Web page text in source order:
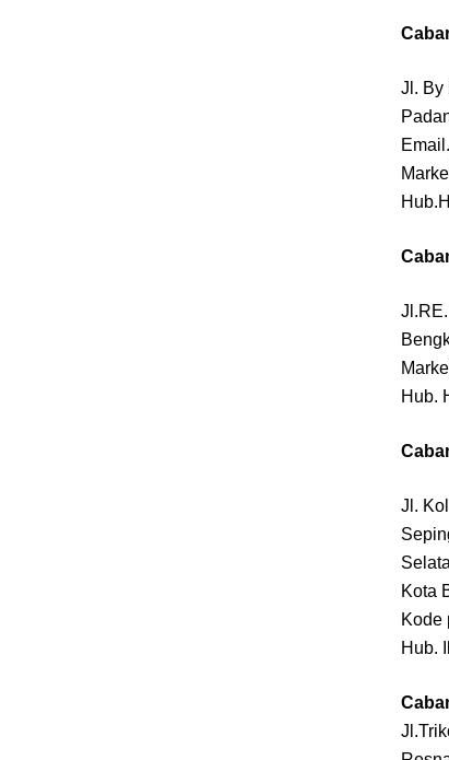
Jl. By
Hub.
Jl.
Kota
Kode
Hub.